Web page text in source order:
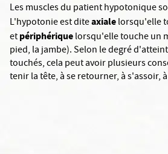
Les muscles du patient hypotonique
L'hypotonie est diteaxialelorsqu'elle
etpériphériquelorsqu'elle touche un
pied, la jambe). Selon le degré
touchés, cela peut avoir plusieurs
tenir la tête, à se retourner, à s'assoir,